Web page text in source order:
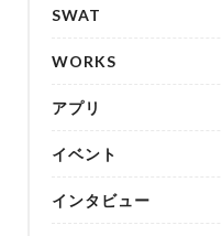
SWAT
WORKS
アプリ
イベント
インタビュー